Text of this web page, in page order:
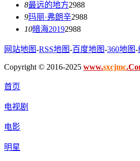
8最远的地方2988
9玛丽·弗朗辛2988
10暗海20192988
网站地图-RSS地图-百度地图-360地图-
Copyright © 2016-2025 www.sxcjmc
首页
电视剧
电影
明星